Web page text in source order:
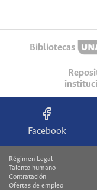
Bibliotecas
Facebook
Régimen Legal
Talento humano
Contratación
Ofertas de empleo